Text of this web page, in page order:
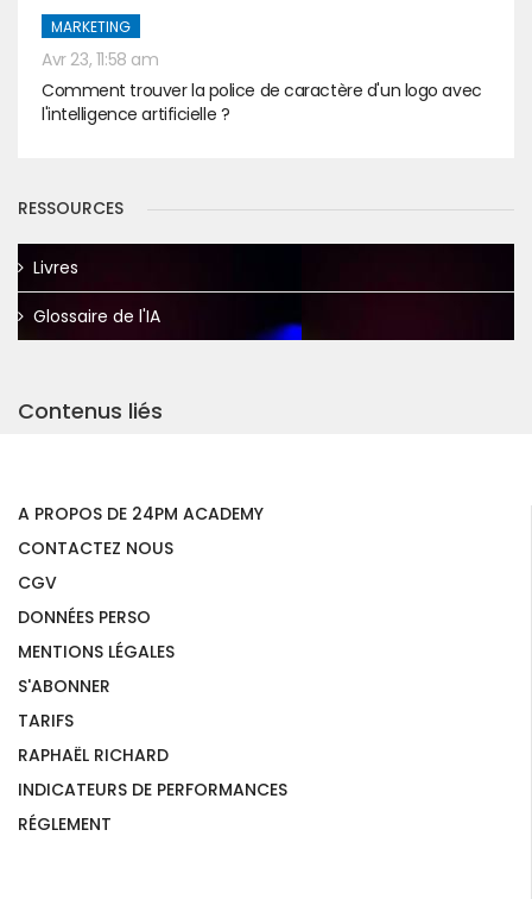
MARKETING
Avr 23, 11:58 am
Comment trouver la police de caractère d'un logo avec
l'intelligence artificielle ?
RESSOURCES
Livres
Glossaire de l'IA
Contenus liés
A PROPOS DE 24PM ACADEMY
CONTACTEZ NOUS
CGV
DONNÉES PERSO
MENTIONS LÉGALES
S'ABONNER
TARIFS
RAPHAËL RICHARD
INDICATEURS DE PERFORMANCES
RÉGLEMENT